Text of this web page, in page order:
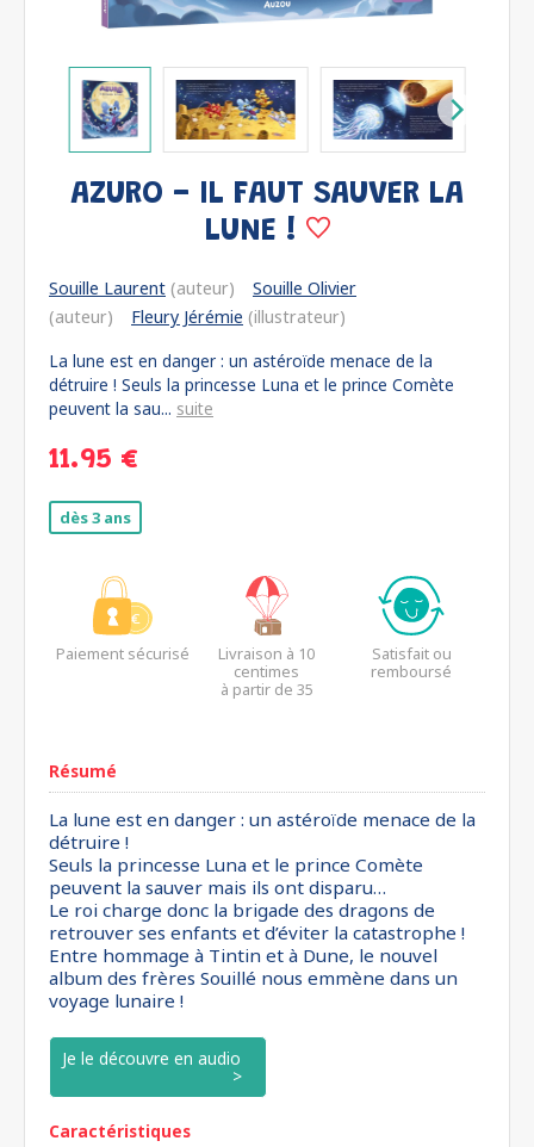
AZURO - IL FAUT SAUVER LA
LUNE !
Souille Laurent (auteur)
Souille Olivier
(auteur)
Fleury Jérémie (illustrateur)
La lune est en danger : un astéroïde menace de la
détruire ! Seuls la princesse Luna et le prince Comète
peuvent la sau... suite
11.95 €
dès 3 ans
Paiement sécurisé
Livraison à 10
centimes
à partir de 35
Satisfait ou
remboursé
Résumé
La lune est en danger : un astéroïde menace de la
détruire !
Seuls la princesse Luna et le prince Comète
peuvent la sauver mais ils ont disparu…
Le roi charge donc la brigade des dragons de
retrouver ses enfants et d’éviter la catastrophe !
Entre hommage à Tintin et à Dune, le nouvel
album des frères Souillé nous emmène dans un
voyage lunaire !
Je le découvre en audio
Caractéristiques